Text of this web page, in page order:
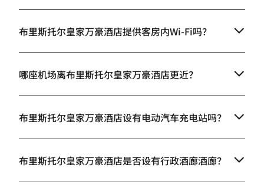
布里斯托尔皇家万豪酒店提供客房内Wi-Fi吗？
哪座机场离布里斯托尔皇家万豪酒店更近？
布里斯托尔皇家万豪酒店设有电动汽车充电站吗？
布里斯托尔皇家万豪酒店是否设有行政酒廊酒廊？